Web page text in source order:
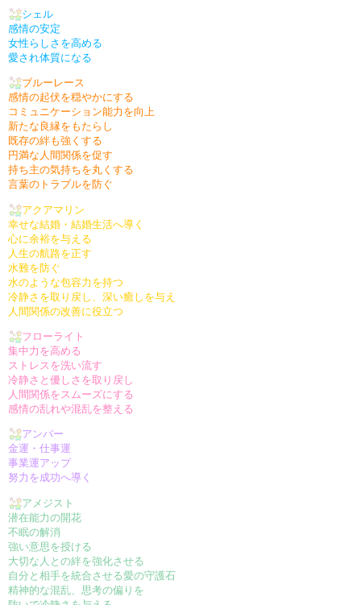
シェル
感情の安定
女性らしさを高める
愛され体質になる
ブルーレース
感情の起伏を穏やかにする
コミュニケーション能力を向上
新たな良縁をもたらし
既存の絆も強くする
円満な人間関係を促す
持ち主の気持ちを丸くする
言葉のトラブルを防ぐ
アクアマリン
幸せな結婚・結婚生活へ導く
心に余裕を与える
人生の航路を正す
水難を防ぐ
水のような包容力を持つ
冷静さを取り戻し、深い癒しを与え
人間関係の改善に役立つ
フローライト
集中力を高める
ストレスを洗い流す
冷静さと優しさを取り戻し
人間関係をスムーズにする
感情の乱れや混乱を整える
アンバー
金運・仕事運
事業運アップ
努力を成功へ導く
アメジスト
潜在能力の開花
不眠の解消
強い意思を授ける
大切な人との絆を強化させる
自分と相手を統合させる愛の守護石
精神的な混乱、思考の偏りを